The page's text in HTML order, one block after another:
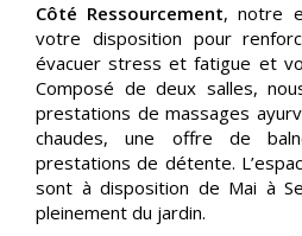
Côté Ressourcement, notre
votre disposition pour
évacuer stress et fatigue et
Composé de deux salles,
prestations de massages
chaudes, une offre de
prestations de détente.
sont à disposition de Mai à
pleinement du jardin.